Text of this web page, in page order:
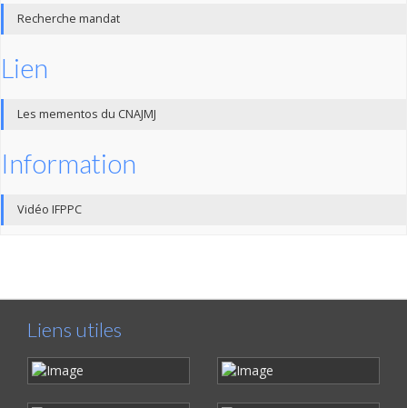
Recherche mandat
Lien
Les mementos du CNAJMJ
Information
Vidéo IFPPC
Liens utiles